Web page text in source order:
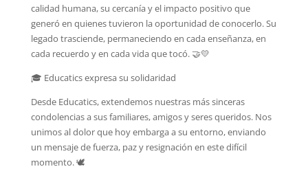
calidad humana, su cercanía y el impacto positivo que
generó en quienes tuvieron la oportunidad de conocerlo. Su
legado trasciende, permaneciendo en cada enseñanza, en
cada recuerdo y en cada vida que tocó. 🤝💛
🎓 Educatics expresa su solidaridad
Desde Educatics, extendemos nuestras más sinceras
condolencias a sus familiares, amigos y seres queridos. Nos
unimos al dolor que hoy embarga a su entorno, enviando
un mensaje de fuerza, paz y resignación en este difícil
momento. 🕊️